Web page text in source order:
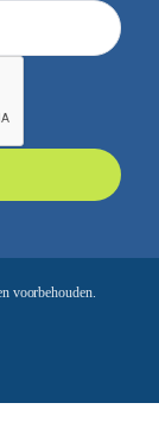
voorbehouden.